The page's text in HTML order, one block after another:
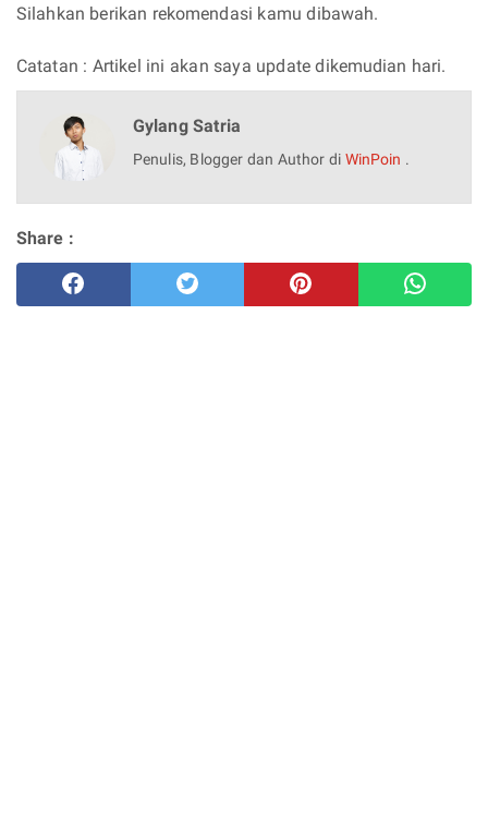
Silahkan berikan rekomendasi kamu dibawah.
Catatan : Artikel ini akan saya update dikemudian hari.
Gylang Satria
Penulis, Blogger dan Author di WinPoin .
Share :